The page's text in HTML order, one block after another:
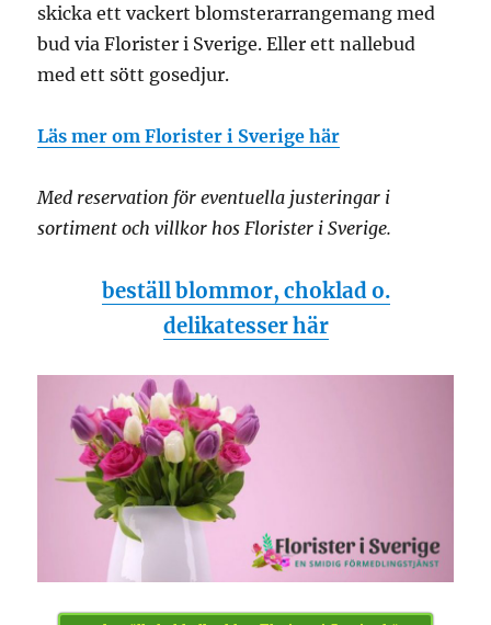
skicka ett vackert blomsterarrangemang med
bud via Florister i Sverige. Eller ett nallebud
med ett sött gosedjur.
Läs mer om Florister i Sverige här
Med reservation för eventuella justeringar i
sortiment och villkor hos Florister i Sverige.
beställ blommor, choklad o.
delikatesser här